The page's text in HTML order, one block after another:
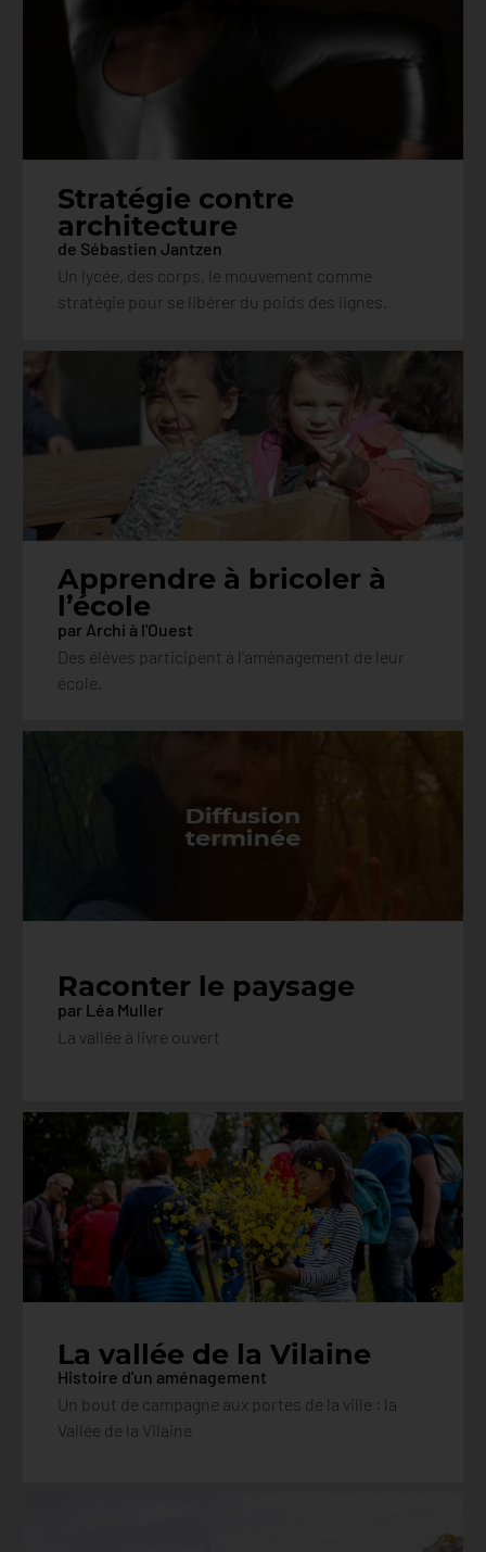
Stratégie contre
architecture
de Sébastien Jantzen
Un lycée, des corps, le mouvement comme
stratégie pour se libérer du poids des lignes.
Apprendre à bricoler à
l’école
par Archi à l'Ouest
Des élèves participent à l'aménagement de leur
école.
Raconter le paysage
par Léa Muller
La vallée à livre ouvert
La vallée de la Vilaine
Histoire d'un aménagement
Un bout de campagne aux portes de la ville : la
Vallée de la Vilaine